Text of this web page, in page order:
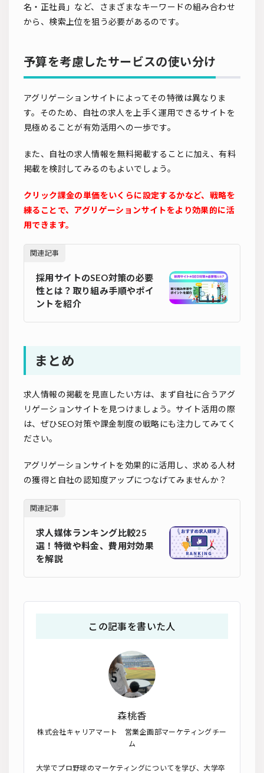
名・正社員」など、さまざまなキーワードの組み合わせ
から、検索上位を狙う必要があるのです。
予算を考慮したサービスの使い分け
アグリゲーションサイトによってその特徴は異なりま
す。そのため、自社の求人を上手く運用できるサイトを
見極めることが有効活用への一歩です。
また、自社の求人情報を無料掲載することに加え、有料
掲載を検討してみるのもよいでしょう。
クリック課金の単価をいくらに設定するかなど、戦略を
練ることで、アグリゲーションサイトをより効果的に活
用できます。
関連記事
採用サイトのSEO対策の必要
性とは？取り組み手順やポイ
ントを紹介
まとめ
求人情報の掲載を見直したい方は、まず自社に合うアグ
リゲーションサイトを見つけましょう。サイト活用の際
は、ぜひSEO対策や課金制度の戦略にも注力してみてく
ださい。
アグリゲーションサイトを効果的に活用し、求める人材
の獲得と自社の認知度アップにつなげてみませんか？
関連記事
求人媒体ランキング比較25
選！特徴や料金、費用対効果
を解説
この記事を書いた人
森桃香
株式会社キャリアマート 営業企画部マーケティングチー
ム
大学でプロ野球のマーケティングについてを学び、大学卒